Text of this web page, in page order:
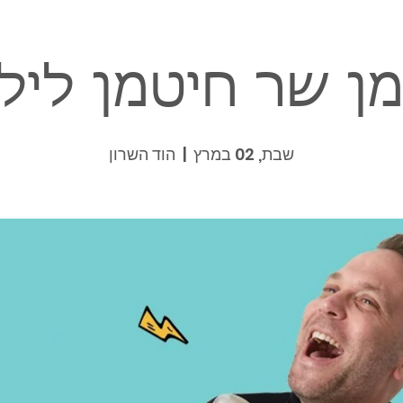
שר חיטמן
שבת, 02 במרץ
  |
הוד השרון